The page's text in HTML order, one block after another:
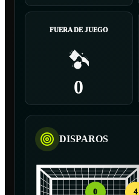
FUERA DE JUEGO
0
DISPAROS
0 4